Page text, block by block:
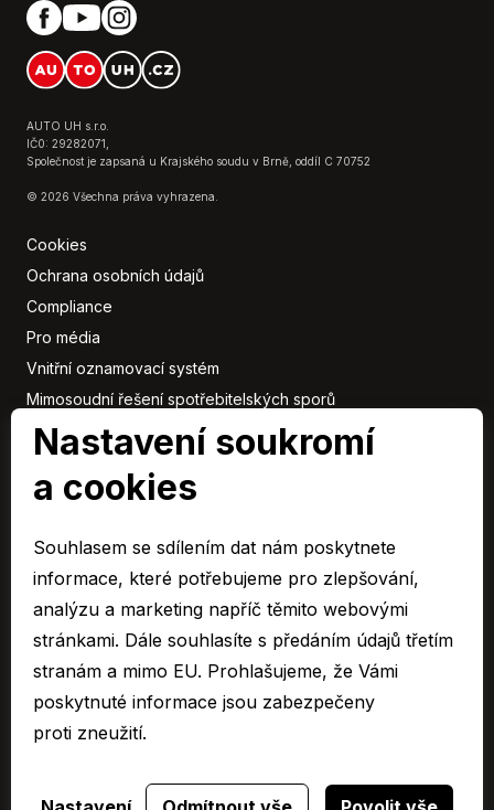
AUTO UH s.r.o.
IČ0: 29282071,
Společnost je zapsaná u Krajského soudu v Brně, oddíl C 70752
© 2026 Všechna práva vyhrazena.
Cookies
Ochrana osobních údajů
Compliance
Pro média
Vnitřní oznamovací systém
Mimosoudní řešení spotřebitelských sporů
Sbírka listin
Členové
ARAVER CZ člen skupiny AUTO UH s.r.o.
EURO CAR Zlín člen skupiny AUTO UH s.r.o.
C&K člen skupiny AUTO UH a.s.
AUTO JIHLAVA člen skupiny AUTO UH s.r.o.
Autospol člen skupiny AUTO UH s.r.o.
Autospol Chery
Více …
Nastavení soukromí
a cookies
Souhlasem se sdílením dat nám poskytnete
informace, které potřebujeme pro zlepšování,
analýzu a marketing napříč těmito webovými
stránkami. Dále souhlasíte s předáním údajů třetím
stranám a mimo EU. Prohlašujeme, že Vámi
poskytnuté informace jsou zabezpečeny
proti zneužití.